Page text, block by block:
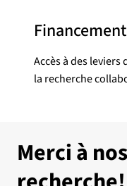
Financement
Accès à des
la recherche
Merci à